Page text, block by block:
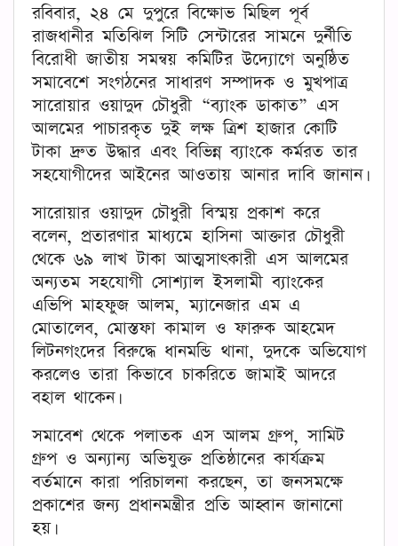
রবিবার, ২৪ মে দুপুরে বিক্ষোভ মিছিল পূর্ব
রাজধানীর মতিঝিল সিটি সেন্টারের সামনে দুর্নীতি
বিরোধী জাতীয় সমন্বয় কমিটির উদ্যোগে অনুষ্ঠিত
সমাবেশে সংগঠনের সাধারণ সম্পাদক ও মুখপাত্র
সারোয়ার ওয়াদুদ চৌধুরী “ব্যাংক ডাকাত” এস
আলমের পাচারকৃত দুই লক্ষ ত্রিশ হাজার কোটি
টাকা দ্রুত উদ্ধার এবং বিভিন্ন ব্যাংকে কর্মরত তার
সহযোগীদের আইনের আওতায় আনার দাবি জানান।
সারোয়ার ওয়াদুদ চৌধুরী বিস্ময় প্রকাশ করে
বলেন, প্রতারণার মাধ্যমে হাসিনা আক্তার চৌধুরী
থেকে ৬৯ লাখ টাকা আত্মসাৎকারী এস আলমের
অন্যতম সহযোগী সোশ্যাল ইসলামী ব্যাংকের
এভিপি মাহফুজ আলম, ম্যানেজার এম এ
মোতালেব, মোস্তফা কামাল ও ফারুক আহমেদ
লিটনগংদের বিরুদ্ধে ধানমন্ডি থানা, দুদকে অভিযোগ
করলেও তারা কিভাবে চাকরিতে জামাই আদরে
বহাল থাকেন।
সমাবেশ থেকে পলাতক এস আলম গ্রুপ, সামিট
গ্রুপ ও অন্যান্য অভিযুক্ত প্রতিষ্ঠানের কার্যক্রম
বর্তমানে কারা পরিচালনা করছেন, তা জনসমক্ষে
প্রকাশের জন্য প্রধানমন্ত্রীর প্রতি আহ্বান জানানো
হয়।